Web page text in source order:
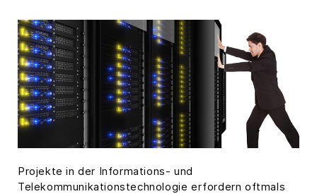
Projekte in der Informations- und
Telekommunikationstechnologie erfordern oftmals